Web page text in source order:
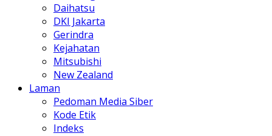
Daihatsu
DKI Jakarta
Gerindra
Kejahatan
Mitsubishi
New Zealand
Laman
Pedoman Media Siber
Kode Etik
Indeks